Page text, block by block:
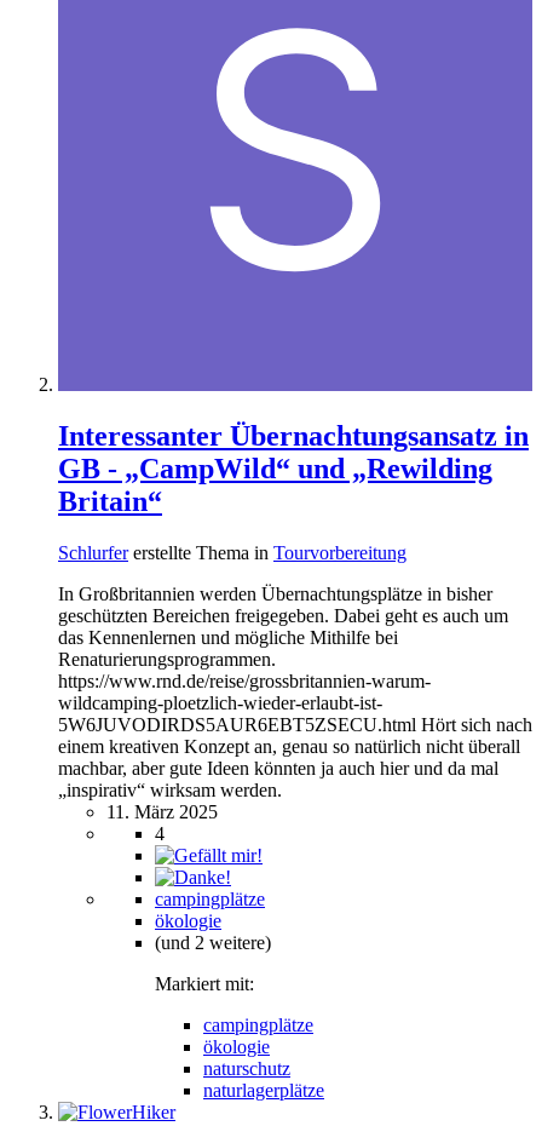
Interessanter Übernachtungsansatz in
GB - „CampWild“ und „Rewilding
Britain“
Schlurfererstellte Thema in Tourvorbereitung
In Großbritannien werden Übernachtungsplätze in bisher
geschützten Bereichen freigegeben. Dabei geht es auch um
das Kennenlernen und mögliche Mithilfe bei
Renaturierungsprogrammen.
https://www.rnd.de/reise/grossbritannien-warum-
wildcamping-ploetzlich-wieder-erlaubt-ist-
5W6JUVODIRDS5AUR6EBT5ZSECU.html Hört sich nach
einem kreativen Konzept an, genau so natürlich nicht überall
machbar, aber gute Ideen könnten ja auch hier und da mal
„inspirativ“ wirksam werden.
11. März 2025
4
campingplätze
ökologie
(und 2 weitere)
Markiert mit:
campingplätze
ökologie
naturschutz
naturlagerplätze